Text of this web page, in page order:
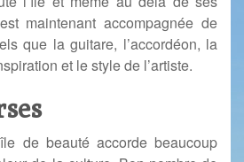
maintenant accompagnée de
que la guitare, l’accordéon, la
et le style de l’artiste.
de beauté accorde beaucoup